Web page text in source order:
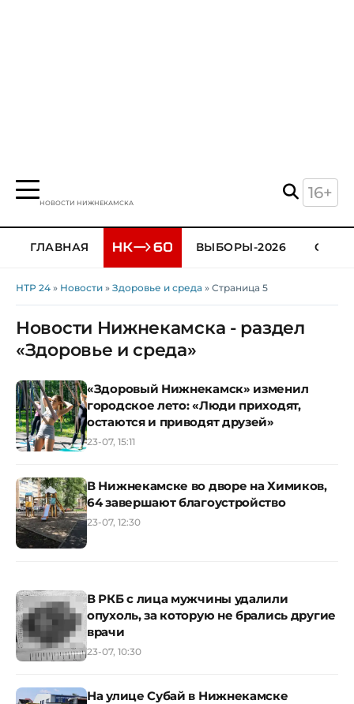
НОВОСТИ НИЖНЕКАМСКА
16+
ГЛАВНАЯ ВЫБОРЫ-2026
НТР 24 » Новости » Здоровье и среда » Страница 5
Новости Нижнекамска - раздел
«Здоровье и среда»
«Здоровый Нижнекамск» изменил
городское лето: «Люди приходят,
остаются и приводят друзей»
23-07, 15:11
В Нижнекамске во дворе на Химиков,
64 завершают благоустройство
23-07, 12:30
В РКБ с лица мужчины удалили
опухоль, за которую не брались другие
врачи
23-07, 10:30
На улице Субай в Нижнекамске